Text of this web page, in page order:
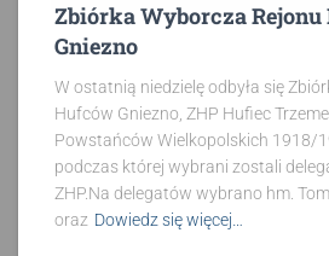
Zbiórka Wyborcza
Gniezno
W ostatnią niedzielę odbyła się
Hufców Gniezno, ZHP Hufiec
Powstańców Wielkopolskich 1918/
podczas której wybrani zostali
ZHP.Na delegatów wybrano hm.
oraz Dowiedz się więcej…